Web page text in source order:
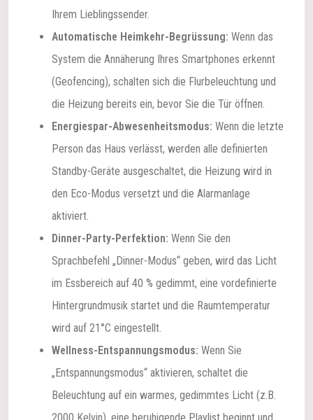
Ihrem Lieblingssender.
Automatische Heimkehr-Begrüssung: Wenn das
System die Annäherung Ihres Smartphones erkennt
(Geofencing), schalten sich die Flurbeleuchtung und
die Heizung bereits ein, bevor Sie die Tür öffnen.
Energiespar-Abwesenheitsmodus: Wenn die letzte
Person das Haus verlässt, werden alle definierten
Standby-Geräte ausgeschaltet, die Heizung wird in
den Eco-Modus versetzt und die Alarmanlage
aktiviert.
Dinner-Party-Perfektion: Wenn Sie den
Sprachbefehl „Dinner-Modus“ geben, wird das Licht
im Essbereich auf 40 % gedimmt, eine vordefinierte
Hintergrundmusik startet und die Raumtemperatur
wird auf 21°C eingestellt.
Wellness-Entspannungsmodus: Wenn Sie
„Entspannungsmodus“ aktivieren, schaltet die
Beleuchtung auf ein warmes, gedimmtes Licht (z.B.